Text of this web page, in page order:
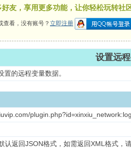
友，享用更多功能，让你轻松玩转社
查看，没有账号？ 立即注册
设置远
置的远程变量数据。
返回JSON格式，如需返回XML格式，